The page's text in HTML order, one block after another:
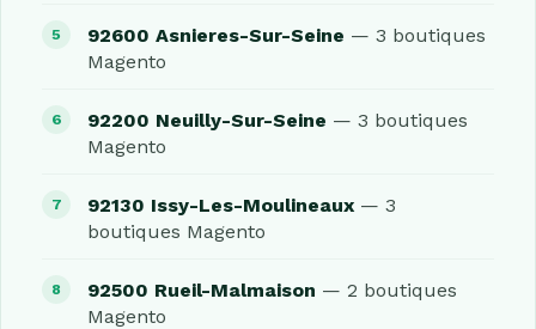
92600 Asnieres-Sur-Seine — 3 boutiques
Magento
92200 Neuilly-Sur-Seine — 3 boutiques
Magento
92130 Issy-Les-Moulineaux — 3
boutiques Magento
92500 Rueil-Malmaison — 2 boutiques
Magento